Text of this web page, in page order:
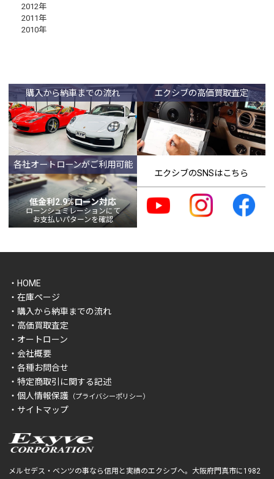
2012年
2011年
2010年
購入から納車までの流れ エクシブの高価買取査定
各社オートローンがご利用可能
低金利2.9%ローン対応
ローンシュミレーションにて
お支払いパターンを確認
エクシブのSNSはこちら
メルセデス・ベンツの事なら信用と実績のエクシブへ。大阪府門真市に1982
・HOME
・在庫ページ
・購入から納車までの流れ
・高価買取査定
・オートローン
・会社概要
・各種お問合せ
・特定商取引に関する記述
・個人情報保護 （プライバシーポリシー）
・サイトマップ